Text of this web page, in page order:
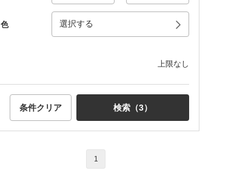
色 選択する
上限なし
条件クリア 検索（3）
1